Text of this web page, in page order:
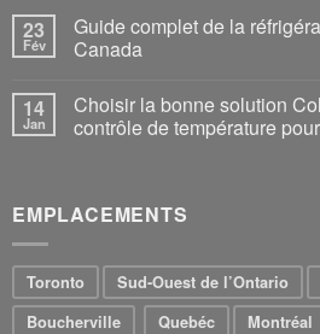
23
Fév
Guide complet de la
Canada
14
Jan
Choisir la bonne solution
contrôle de température
EMPLACEMENTS
Toronto Sud-Ouest de l’Ontario
Boucherville
Quebéc Montréal